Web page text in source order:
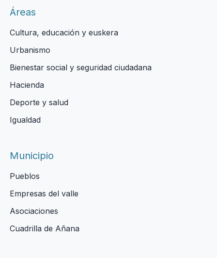
Áreas
Cultura, educación y euskera
Urbanismo
Bienestar social y seguridad ciudadana
Hacienda
Deporte y salud
Igualdad
Municipio
Pueblos
Empresas del valle
Asociaciones
Cuadrilla de Añana